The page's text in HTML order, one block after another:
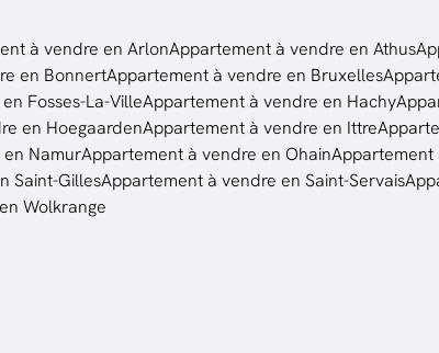
à vendre en ArlonAppartement à vendre en Athus
en BonnertAppartement à vendre en Bruxelles
Fosses-La-VilleAppartement à vendre en Hachy
en HoegaardenAppartement à vendre en Ittre
NamurAppartement à vendre en OhainAppartement
Saint-GillesAppartement à vendre en Saint-Servais
Wolkrange